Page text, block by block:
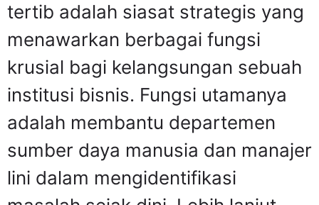
tertib adalah siasat strategis yang
menawarkan berbagai fungsi
krusial bagi kelangsungan sebuah
institusi bisnis. Fungsi utamanya
adalah membantu departemen
sumber daya manusia dan manajer
lini dalam mengidentifikasi